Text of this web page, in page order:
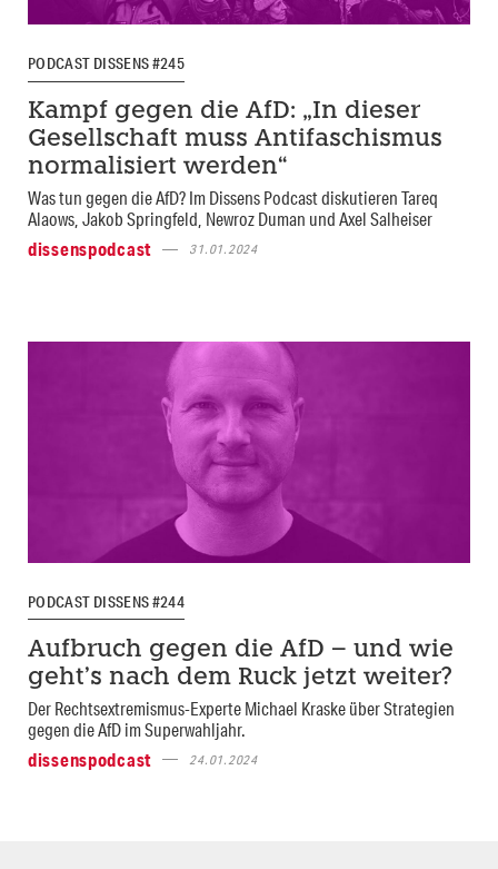
PODCAST DISSENS #245
Kampf gegen die AfD: „In dieser
Gesellschaft muss Antifaschismus
normalisiert werden“
Was tun gegen die AfD? Im Dissens Podcast diskutieren Tareq
Alaows, Jakob Springfeld, Newroz Duman und Axel Salheiser
dissenspodcast
31.01.2024
PODCAST DISSENS #244
Aufbruch gegen die AfD – und wie
geht’s nach dem Ruck jetzt weiter?
Der Rechtsextremismus-Experte Michael Kraske über Strategien
gegen die AfD im Superwahljahr.
dissenspodcast
24.01.2024